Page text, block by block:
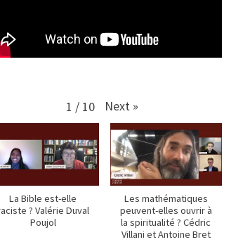
1 / 10 Next »
La Bible est-elle
? Valérie Duval
Poujol
Les mathématiques
peuvent-elles ouvrir à
la spiritualité ? Cédric
Villani et Antoine Bret